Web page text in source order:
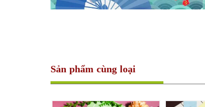
Sản phẩm cùng loại